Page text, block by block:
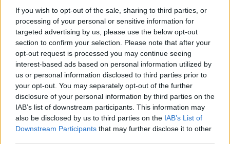
If you wish to opt-out of the sale, sharing to third parties, or
processing of your personal or sensitive information for
targeted advertising by us, please use the below opt-out
section to confirm your selection. Please note that after your
opt-out request is processed you may continue seeing
interest-based ads based on personal information utilized by
us or personal information disclosed to third parties prior to
your opt-out. You may separately opt-out of the further
disclosure of your personal information by third parties on the
IAB’s list of downstream participants. This information may
also be disclosed by us to third parties on the IAB’s List of
Downstream Participants that may further disclose it to other